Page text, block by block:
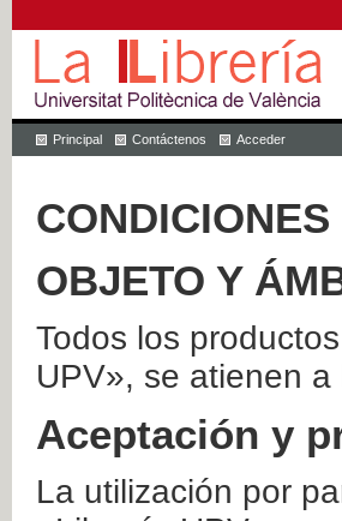
Principal Contáctenos Acceder
OBJETO Y
Todos los
UPV», se atienen
Aceptación y
La utilización por